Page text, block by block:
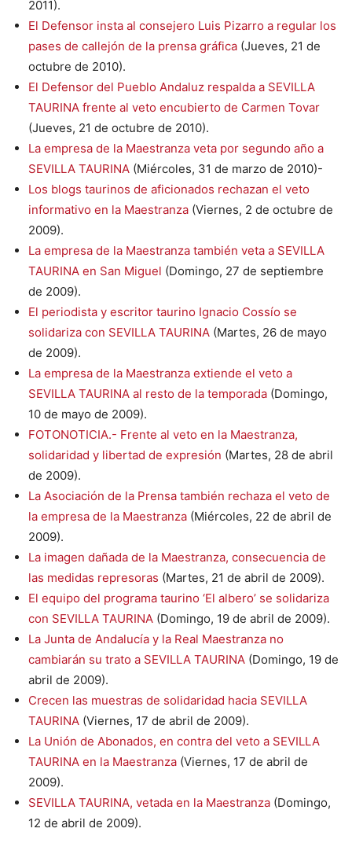
2011).
El Defensor insta al consejero Luis Pizarro a regular los
pases de callejón de la prensa gráfica (Jueves, 21 de
octubre de 2010).
El Defensor del Pueblo Andaluz respalda a SEVILLA
TAURINA frente al veto encubierto de Carmen Tovar
(Jueves, 21 de octubre de 2010).
La empresa de la Maestranza veta por segundo año a
SEVILLA TAURINA (Miércoles, 31 de marzo de 2010)-
Los blogs taurinos de aficionados rechazan el veto
informativo en la Maestranza (Viernes, 2 de octubre de
2009).
La empresa de la Maestranza también veta a SEVILLA
TAURINA en San Miguel (Domingo, 27 de septiembre
de 2009).
El periodista y escritor taurino Ignacio Cossío se
solidariza con SEVILLA TAURINA (Martes, 26 de mayo
de 2009).
La empresa de la Maestranza extiende el veto a
SEVILLA TAURINA al resto de la temporada (Domingo,
10 de mayo de 2009).
FOTONOTICIA.- Frente al veto en la Maestranza,
solidaridad y libertad de expresión (Martes, 28 de abril
de 2009).
La Asociación de la Prensa también rechaza el veto de
la empresa de la Maestranza (Miércoles, 22 de abril de
2009).
La imagen dañada de la Maestranza, consecuencia de
las medidas represoras (Martes, 21 de abril de 2009).
El equipo del programa taurino ‘El albero’ se solidariza
con SEVILLA TAURINA (Domingo, 19 de abril de 2009).
La Junta de Andalucía y la Real Maestranza no
cambiarán su trato a SEVILLA TAURINA (Domingo, 19 de
abril de 2009).
Crecen las muestras de solidaridad hacia SEVILLA
TAURINA (Viernes, 17 de abril de 2009).
La Unión de Abonados, en contra del veto a SEVILLA
TAURINA en la Maestranza (Viernes, 17 de abril de
2009).
SEVILLA TAURINA, vetada en la Maestranza (Domingo,
12 de abril de 2009).